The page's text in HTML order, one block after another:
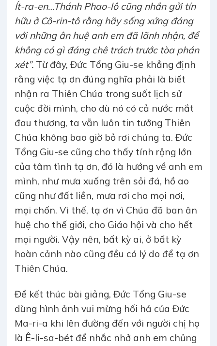
Ít-ra-en…Thánh Phao-lô cũng nhắn gửi tín
hữu ở Cô-rin-tô rằng hãy sống xứng đáng
với những ân huệ anh em đã lãnh nhận, để
không có gì đáng chê trách trước tòa phán
xét”. Từ đây, Đức Tổng Giu-se khẳng định
rằng việc tạ ơn đúng nghĩa phải là biết
nhận ra Thiên Chúa trong suốt lịch sử
cuộc đời mình, cho dù nó có cả nước mắt
đau thương, ta vẫn luôn tin tưởng Thiên
Chúa không bao giờ bỏ rơi chúng ta. Đức
Tổng Giu-se cũng cho thấy tính rộng lớn
của tâm tình tạ ơn, đó là hướng về anh em
mình, như mưa xuống trên sỏi đá, hồ ao
cũng như đất liền, mưa rơi cho mọi nơi,
mọi chốn. Vì thế, tạ ơn vì Chúa đã ban ân
huệ cho thế giới, cho Giáo hội và cho hết
mọi người. Vậy nên, bất kỳ ai, ở bất kỳ
hoàn cảnh nào cũng đều có lý do để tạ ơn
Thiên Chúa.
Để kết thúc bài giảng, Đức Tổng Giu-se
dùng hình ảnh vui mừng hối hả của Đức
Ma-ri-a khi lên đường đến với người chị họ
là Ê-li-sa-bét để nhắc nhở anh em chủng